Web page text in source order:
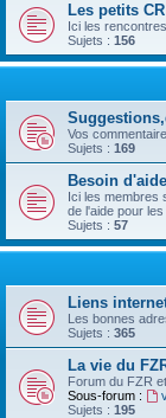
Les petits
Ici les
Sujets : 156
Vos
Sujets : 169
Besoin
Ici les membres
de l'aide pour
Sujets : 57
Liens
Les bonnes
Sujets : 365
La vie du
Forum du FZR
Sous-forum :
Sujets : 195